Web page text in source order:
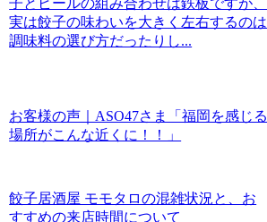
子とビールの組み合わせは鉄板ですが、
実は餃子の味わいを大きく左右するのは
調味料の選び方だったりし...
お客様の声｜ASO47さま「福岡を感じる
場所がこんな近くに！！」
餃子居酒屋 モモタロの混雑状況と、お
すすめの来店時間について